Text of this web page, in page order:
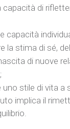
capacità di
capacità
la stima di sé,
di nuove
stile di vita a
implica il